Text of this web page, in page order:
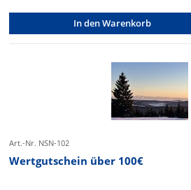
In den Warenkorb
Art.-Nr. NSN-102
Wertgutschein über 100€